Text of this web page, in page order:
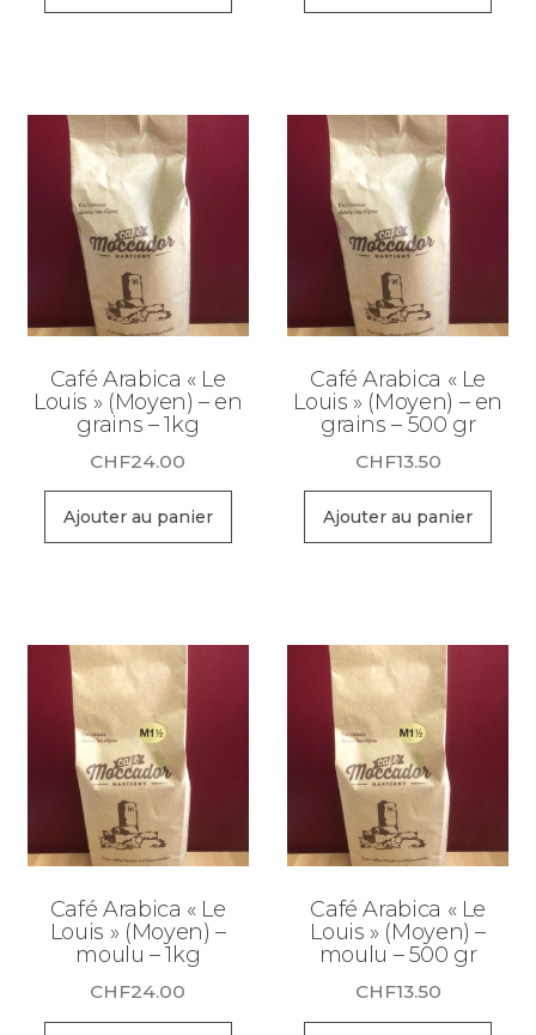
Café Arabica « Le
Louis » (Moyen) – en
grains – 1kg
CHF24.00
Ajouter au panier
Café Arabica « Le
Louis » (Moyen) – en
grains – 500 gr
CHF13.50
Ajouter au panier
Café Arabica « Le
Louis » (Moyen) –
moulu – 1kg
CHF24.00
Café Arabica « Le
Louis » (Moyen) –
moulu – 500 gr
CHF13.50